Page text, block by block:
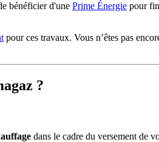
bénéficier d'une Prime Énergie pour
pour ces travaux. Vous n’êtes pas
?
dans le cadre du versement de